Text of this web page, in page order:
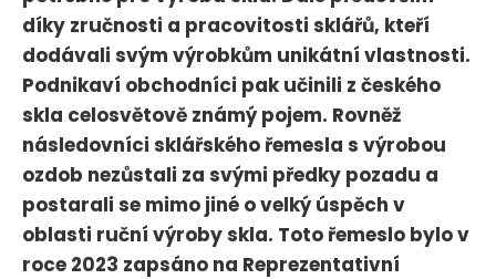
díky zručnosti a pracovitosti sklářů, kteří
dodávali svým výrobkům unikátní vlastnosti.
Podnikaví obchodníci pak učinili z českého
skla celosvětově známý pojem. Rovněž
následovníci sklářského řemesla s výrobou
ozdob nezůstali za svými předky pozadu a
postarali se mimo jiné o velký úspěch v
oblasti ruční výroby skla. Toto řemeslo bylo v
roce 2023 zapsáno na Reprezentativní